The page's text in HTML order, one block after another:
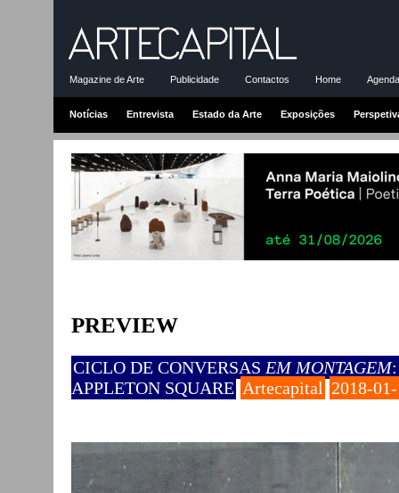
Magazine de Arte Publicidade Contactos Home
Notícias Entrevista Estado da Arte Exposições
PREVIEW
CICLO DE CONVERSAS EM MONTAGEM
APPLETON SQUARE Artecapital 2018-